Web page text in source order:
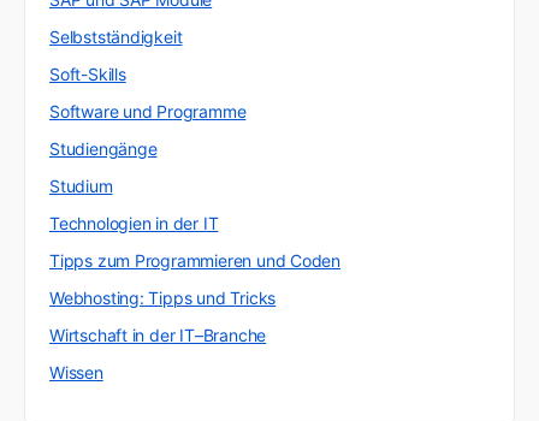
Selbstständigkeit
Soft-Skills
Software und Programme
Studiengänge
Studium
Technologien in der IT
Tipps zum Programmieren und Coden
Webhosting: Tipps und Tricks
Wirtschaft in der IT–Branche
Wissen